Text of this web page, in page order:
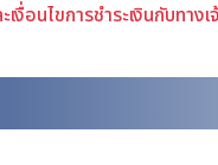
นไขการชำระเงินกับทาง